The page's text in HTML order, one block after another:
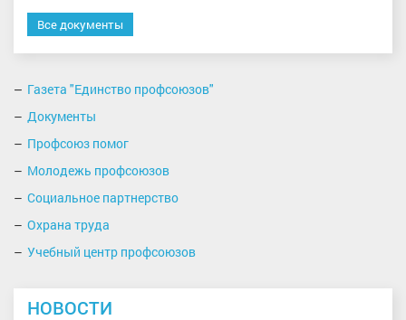
Все документы
Газета "Единство профсоюзов"
Документы
Профсоюз помог
Молодежь профсоюзов
Социальное партнерство
Охрана труда
Учебный центр профсоюзов
НОВОСТИ